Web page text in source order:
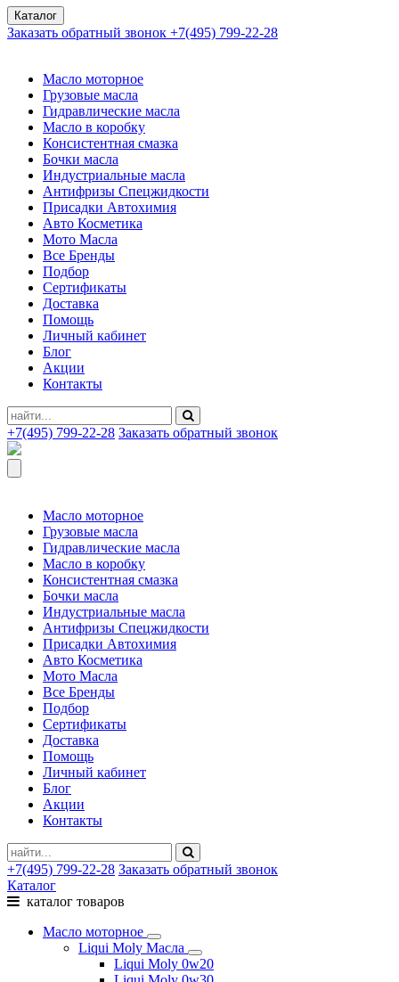
Каталог
Заказать обратный звонок +7(495) 799-22-28
Масло моторное
Грузовые масла
Гидравлические масла
Масло в коробку
Консистентная смазка
Бочки масла
Индустриальные масла
Антифризы Спецжидкости
Присадки Автохимия
Авто Косметика
Мото Масла
Все Бренды
Подбор
Сертификаты
Доставка
Помощь
Личный кабинет
Блог
Акции
Контакты
+7(495) 799-22-28 Заказать обратный звонок
Масло моторное
Грузовые масла
Гидравлические масла
Масло в коробку
Консистентная смазка
Бочки масла
Индустриальные масла
Антифризы Спецжидкости
Присадки Автохимия
Авто Косметика
Мото Масла
Все Бренды
Подбор
Сертификаты
Доставка
Помощь
Личный кабинет
Блог
Акции
Контакты
+7(495) 799-22-28 Заказать обратный звонок
Каталог
каталог товаров
Масло моторное
Liqui Moly Масла
Liqui Moly 0w20